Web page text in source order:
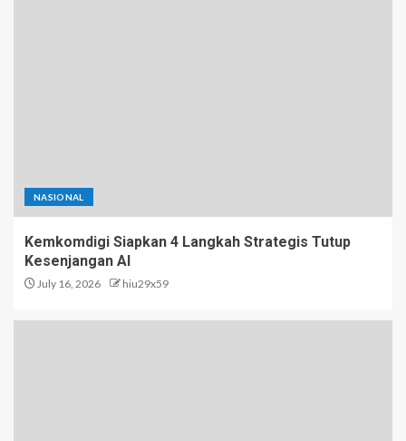
NASIONAL
Kemkomdigi Siapkan 4 Langkah Strategis Tutup
Kesenjangan AI
July 16, 2026 hiu29x59